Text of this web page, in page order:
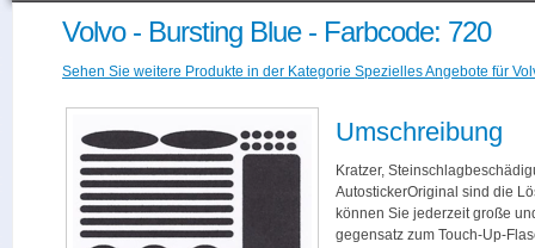
Volvo - Bursting Blue - Farbcode: 720
Sehen Sie weitere Produkte in der Kategorie Spezielles Angebote für
Umschreibung
Kratzer,
AutostickerOriginal sind die
können Sie jederzeit große
gegensatz zum Touch-Up-